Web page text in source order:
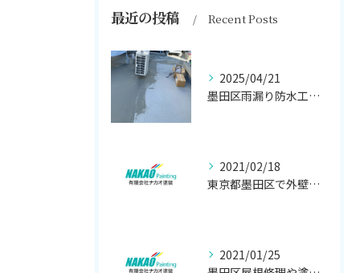
最近の投稿 Recent Posts
2025/04/21
墨田区雨漏り防水工事はナカオ塗装まで！！
2021/02/18
東京都墨田区で外壁塗り替え工事なら(有)ナカオ塗装にお任せ
2021/01/25